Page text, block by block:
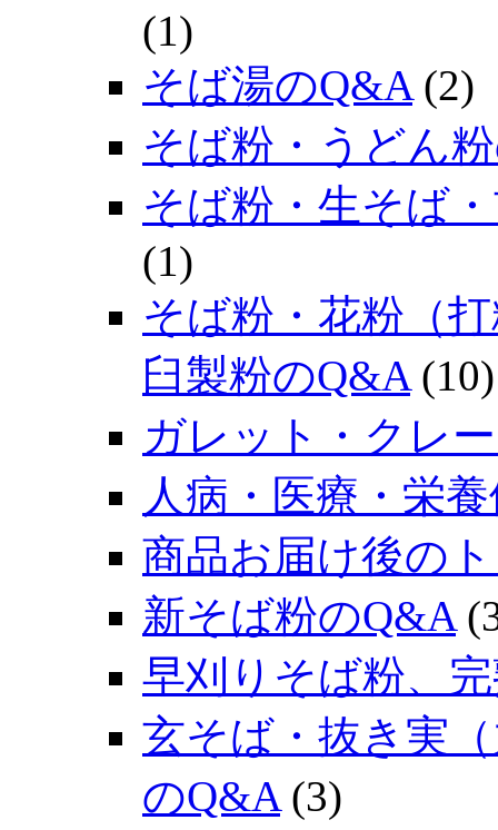
(1)
そば湯のQ&A (2)
そば粉・うどん
そば粉・生そば
(1)
そば粉・花粉（
臼製粉のQ&A (10)
ガレット・クレ
人病・医療・栄
商品お届け後の
新そば粉のQ&A
早刈りそば粉、
玄そば・抜き実
のQ&A (3)